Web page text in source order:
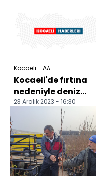
Kocaeli - AA
Kocaeli'de fırtına
nedeniyle deniz
taştı, otomobillerin
üzerine ağaç devril...
23 Aralık 2023 - 16:30